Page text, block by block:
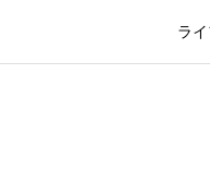
ラ